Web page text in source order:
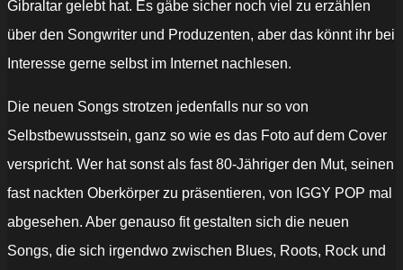
Gibraltar gelebt hat. Es gäbe sicher noch viel zu erzählen
über den Songwriter und Produzenten, aber das könnt ihr bei
Interesse gerne selbst im Internet nachlesen.
Die neuen Songs strotzen jedenfalls nur so von
Selbstbewusstsein, ganz so wie es das Foto auf dem Cover
verspricht. Wer hat sonst als fast 80-Jähriger den Mut, seinen
fast nackten Oberkörper zu präsentieren, von IGGY POP mal
abgesehen. Aber genauso fit gestalten sich die neuen
Songs, die sich irgendwo zwischen Blues, Roots, Rock und